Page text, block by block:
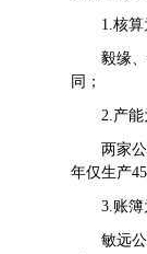
1.核
毅缘
同；
2.产能
两家
年仅生产
3.账簿
敏远